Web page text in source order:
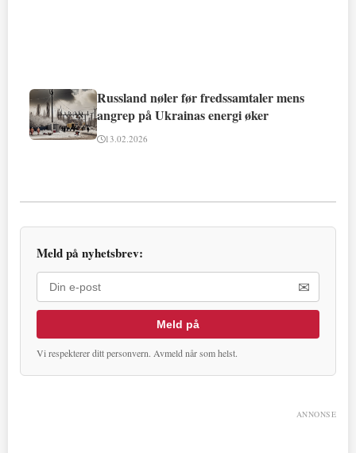
Russland nøler før fredssamtaler mens
angrep på Ukrainas energi øker
13.02.2026
Meld på nyhetsbrev:
✉
Meld på
Vi respekterer ditt personvern. Avmeld når som helst.
ANNONSE